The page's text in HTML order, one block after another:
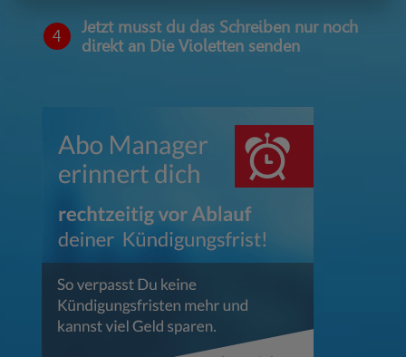
4
Jetzt musst du das Schreiben nur noch
direkt an Die Violetten senden